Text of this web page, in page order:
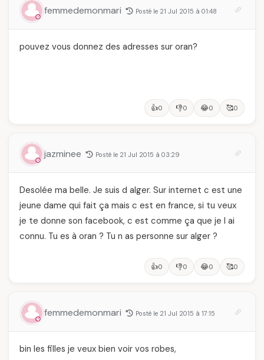
femmedemonmari Posté le 21 Jul 2015 à 01:48
pouvez vous donnez des adresses sur oran?
👍0 👎0 😂0 🥰0
jazminee Posté le 21 Jul 2015 à 03:29
Desolée ma belle. Je suis d alger. Sur internet c est une
jeune dame qui fait ça mais c est en france, si tu veux
je te donne son facebook, c est comme ça que je l ai
connu. Tu es à oran ? Tu n as personne sur alger ?
👍0 👎0 😂0 🥰0
femmedemonmari Posté le 21 Jul 2015 à 17:15
bin les filles je veux bien voir vos robes,